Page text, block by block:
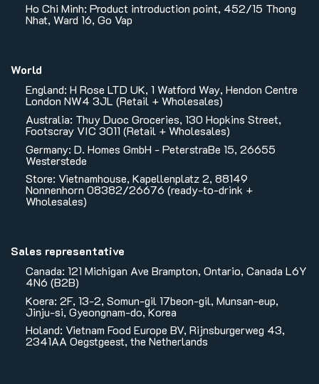
Ho Chi Minh: Product introduction point, 452/15 Thong
Nhat, Ward 16, Go Vap
World
England: H Rose LTD UK, 1 Watford Way, Hendon Centre
London NW4 3JL (Retail + Wholesales)
Australia: Thuy Duoc Groceries, 130 Hopkins Street,
Footscray VIC 3011 (Retail + Wholesales)
Germany: D. Homes GmbH - PeterstraBe 15, 26655
Westerstede
Store: Vietnamhouse, Kapellenplatz 2, 88149
Nonnenhorn 08382/26676 (ready-to-drink +
Wholesales)
Sales representative
Canada: 121 Michigan Ave Brampton, Ontario, Canada L6Y
4N6 (B2B)
Koera: 2F, 13-2, Somun-gil 17beon-gil, Munsan-eup,
Jinju-si, Gyeongnam-do, Korea
Holand: Vietnam Food Europe BV, Rijnsburgerweg 43,
2341AA Oegstgeest, the Netherlands